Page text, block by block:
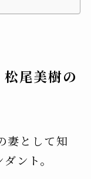
尾美樹の
妻として知
ント。